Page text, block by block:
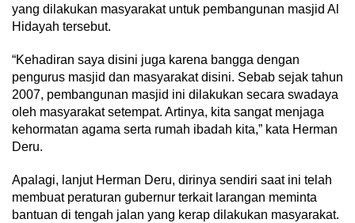
yang dilakukan masyarakat untuk pembangunan masjid Al
Hidayah tersebut.
“Kehadiran saya disini juga karena bangga dengan
pengurus masjid dan masyarakat disini. Sebab sejak tahun
2007, pembangunan masjid ini dilakukan secara swadaya
oleh masyarakat setempat. Artinya, kita sangat menjaga
kehormatan agama serta rumah ibadah kita,” kata Herman
Deru.
Apalagi, lanjut Herman Deru, dirinya sendiri saat ini telah
membuat peraturan gubernur terkait larangan meminta
bantuan di tengah jalan yang kerap dilakukan masyarakat.